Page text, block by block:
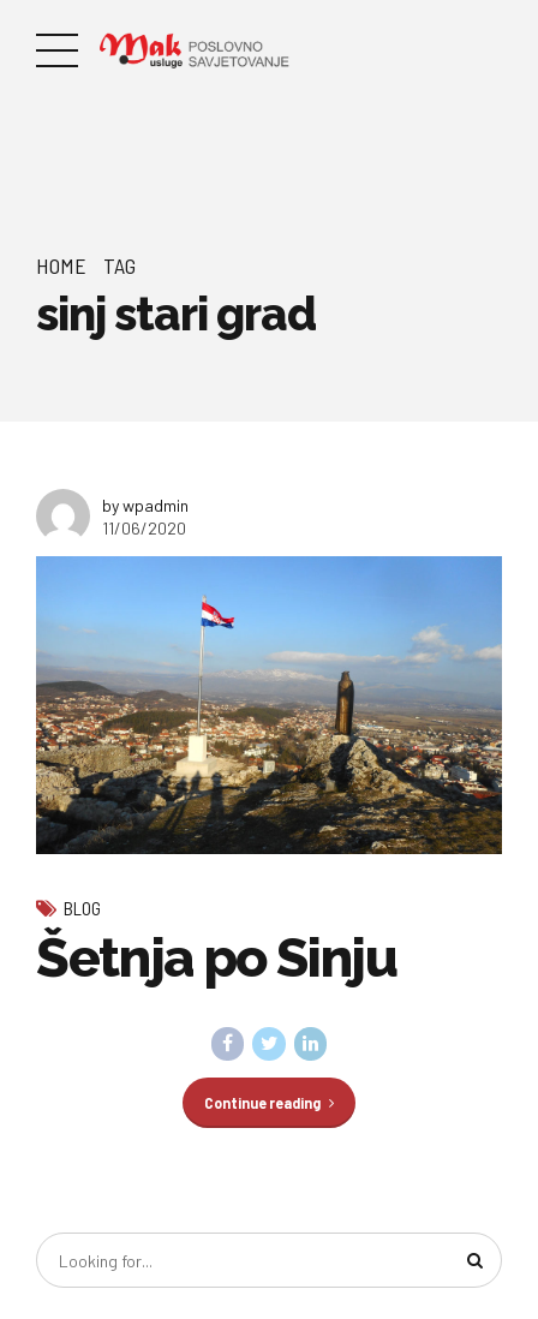
HOME TAG
sinj stari grad
by wpadmin
11/06/2020
BLOG
Šetnja po Sinju
Continue reading